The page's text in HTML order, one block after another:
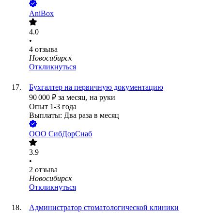
AniBox
4.0
•
4 отзыва
Новосибирск
Откликнуться
Бухгалтер на первичную документацию
90 000 ₽ за месяц, на руки
Опыт 1-3 года
Выплаты: Два раза в месяц
ООО СибДорСнаб
3.9
•
2 отзыва
Новосибирск
Откликнуться
Администратор стоматологической клиники